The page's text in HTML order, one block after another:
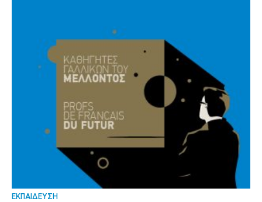
ΕΚΠΑΙΔΕΥΣΗ